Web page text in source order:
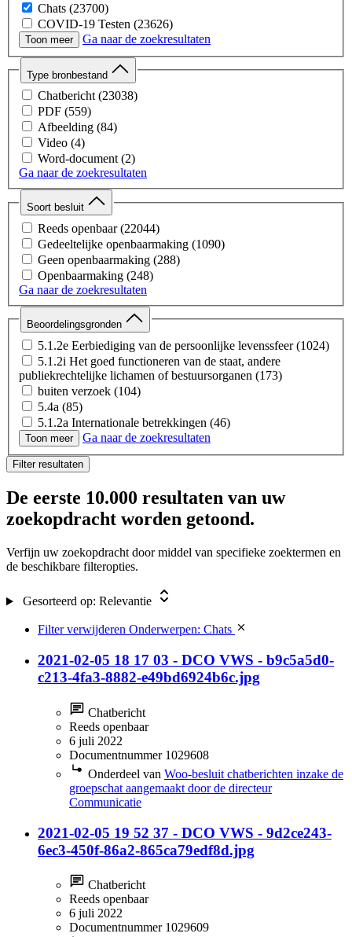
Chats (23700)
COVID-19 Testen (23626)
COVID-19 Digitale Middelen (21651)
COVID-19 Woo-besluiten RIVM (21217)
COVID-19 Medische Hulpmiddelen (15812)
COVID-19 Overleggen Overig
COVID-19 Capaciteit Ziekenhuizen
COVID-19 Besmettelijkheid Kinderen
Opstart Corona
Jeugd- en gezinszorg
Calamiteiten, meldingen en klachten bij de IGJ
Medicijnen (626)
Medische ethiek
Gezondheid en preventie
Wet- en regelgeving & juridische procedures
Tabak en rookwaren (228)
Zorgsysteem, bekostiging en beleid
Onderzoek en innovatie
Bevolkingsonderzoek
Subsidies (107)
Drugs (79)
Ouderenzorg en maatschappelijke zorg
(65)
Toon meer Ga naar de zoekresultaten
Type bronbestand
Chatbericht (23038)
PDF (559)
Afbeelding (84)
Video (4)
Word-document (2)
Ga naar de zoekresultaten
Soort besluit
Reeds openbaar (22044)
Gedeeltelijke openbaarmaking (1090)
Geen openbaarmaking (288)
Openbaarmaking (248)
Ga naar de zoekresultaten
Beoordelingsgronden
5.1.2e Eerbiediging van de persoonlijke levenssfeer (1024)
5.1.2i Het goed functioneren van de staat, andere
publiekrechtelijke lichamen of bestuursorganen (173)
buiten verzoek (104)
5.4a (85)
5.1.2a Internationale betrekkingen (46)
5.1.2i Concept (46)
5.1.5 Het voorkomen van onevenredige benadeling (36)
5.2 Persoonlijke beleidsopvattingen
5.1.2e, Buiten reikwijdte (17)
5.1.2b Economische of financiële belangen van de Staat
5.1.2i Procespositie Staat
(10)
5.1.2e, Buiten reikwijdte, buiten verzoek
5.1.1c Vertrouwelijk verstrekte bedrijfs- of
fabricagegegevens (5)
5.1.2h De beveiliging van personen of bedrijven en het
voorkomen van sabotage (5)
5.1.2a, 5.1.2e
(4)
5.1.2e, buiten verzoek (4)
5.1.2b, 5.1.2e, Buiten reikwijdte (3)
5.1.2e, 5.1.2f, Buiten reikwijdte
5.1.2e, 5.1.5 (3)
5.1.1d Bijzondere persoonsgegevens
5.1.2a, 5.1.2b, 5.1.2e, Buiten reikwijdte
5.1.2a, 5.1.2e, buiten verzoek (2)
5.1.2i OMT (2)
Toon meer Ga naar de zoekresultaten
Filter resultaten
De eerste 10.000 resultaten van uw
zoekopdracht worden getoond.
Verfijn uw zoekopdracht door middel van specifieke zoektermen en
de beschikbare filteropties.
Gesorteerd op: Relevantie
Filter verwijderen Onderwerpen: Chats
2021-02-05 18 17 03 - DCO VWS - b9c5a5d0-
c213-4fa3-8882-e49bd6924b6c.jpg
Chatbericht
Reeds openbaar
6 juli 2022
Documentnummer 1029608
Onderdeel van Woo-besluit chatberichten inzake de
groepschat aangemaakt door de directeur
Communicatie
2021-02-05 19 52 37 - DCO VWS - 9d2ce243-
6ec3-450f-86a2-865ca79edf8d.jpg
Chatbericht
Reeds openbaar
6 juli 2022
Documentnummer 1029609